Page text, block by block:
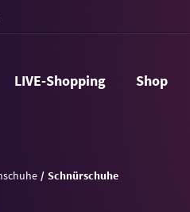
LIVE-Shopping Shop
Schnürschuhe